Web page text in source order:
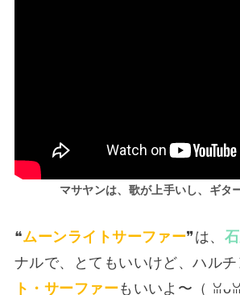
マサヤンは、歌が上手いし、ギタ
❝ムーンライトサーファー❞は、
ナルで、とてもいいけど、ハル
ト・サーファーもいいよ〜（⁠